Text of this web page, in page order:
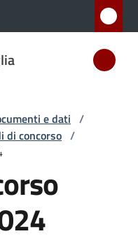
e dati /
di concorso /